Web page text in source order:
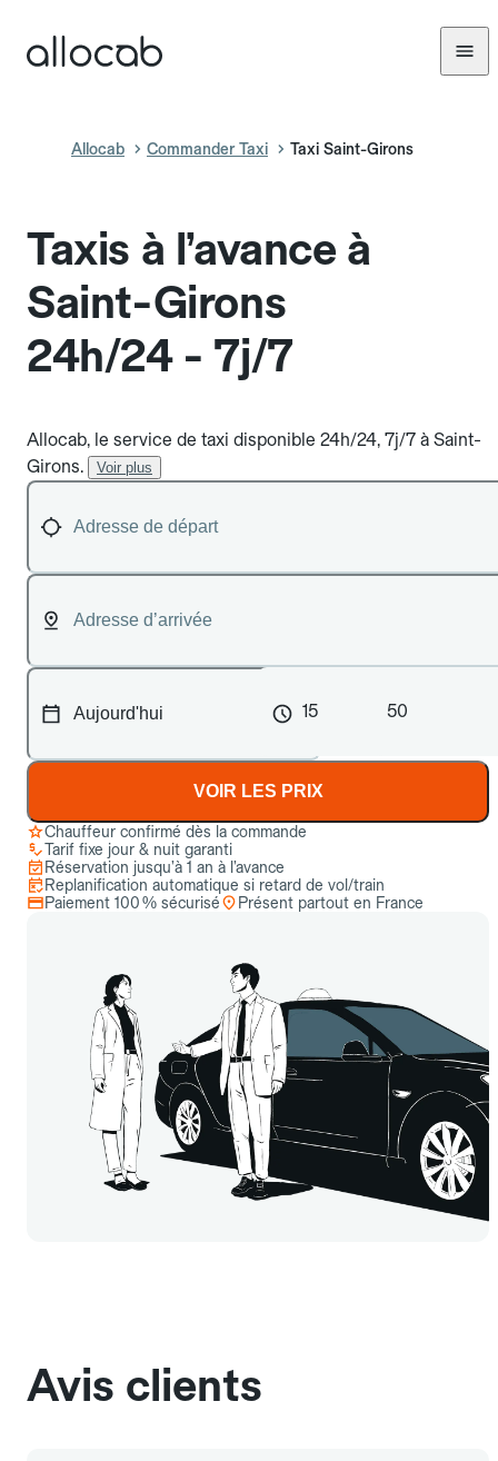
Allocab Commander Taxi Taxi Saint-Girons
Taxis à l’avance à
Saint-Girons
24h/24 - 7j/7
Allocab, le service de taxi disponible 24h/24, 7j/7 à Saint-
Girons.
Voir plus
15 50
VOIR LES PRIX
Chauffeur confirmé dès la commande
Tarif fixe jour & nuit garanti
Réservation jusqu’à 1 an à l’avance
Replanification automatique si retard de vol/train
Paiement 100 % sécurisé
Présent partout en France
Avis clients